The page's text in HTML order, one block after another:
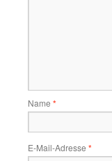
Name *
E-Mail-Adresse *